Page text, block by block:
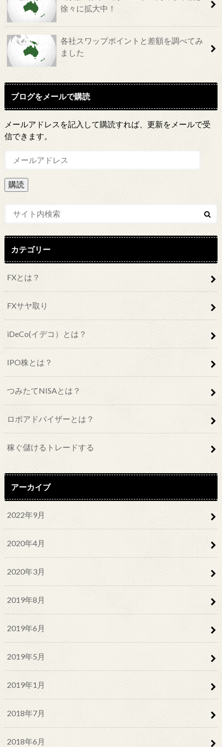
徐々に拡大中！
各社スワップポイントと差額を調べてみ
ました
ブログをメールで購読
メールアドレスを記入して購読すれば、更新をメールで受
信できます。
ー
ル
ア
ド
カテゴリー
FXとは？
FXサヤ取り
iDeCo(イデコ）とは？
IPO株とは？
つみたてNISAとは？
ロボアドバイザーとは？
稼ぐ儲けるトレードする
アーカイブ
2022年9月
2020年4月
2020年3月
2019年8月
2019年6月
2019年5月
2019年1月
2018年7月
2018年6月